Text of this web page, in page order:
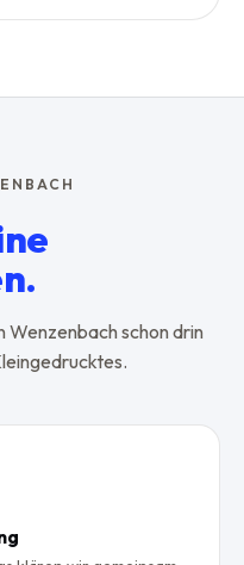
Wenzenbachschon drin